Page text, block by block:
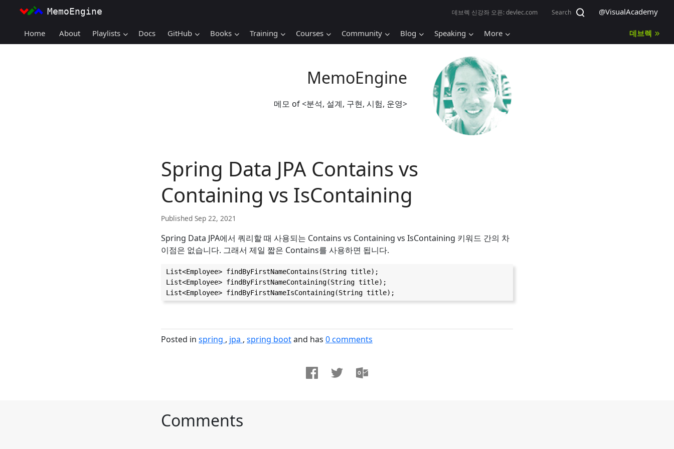
MemoEngine 데브렉 신강좌 오픈:devlec.com Search @VisualAcademy
Home About Playlists Docs GitHub Books Training Courses Community Blog Speaking More 데브렉
MemoEngine
메모 of <분석, 설계, 구현, 시험, 운영>
Spring Data JPA Contains vs
Containing vs IsContaining
Published Sep 22, 2021
Spring Data JPA에서 쿼리할 때 사용되는 Contains vs Containing vs IsContaining 키워드 간의 차
이점은 없습니다. 그래서 제일 짧은 Contains를 사용하면 됩니다.
List<Employee> findByFirstNameContains(String title);
List<Employee> findByFirstNameContaining(String title);
List<Employee> findByFirstNameIsContaining(String title);
Posted in spring jpa spring bootand has 0comments
Comments